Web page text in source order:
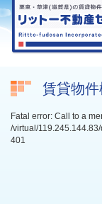
賃貸物件
Fatal error: Call to a
/virtual/
401